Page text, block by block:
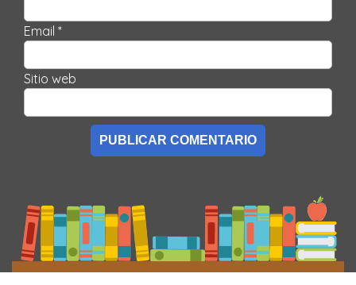
Email *
Sitio web